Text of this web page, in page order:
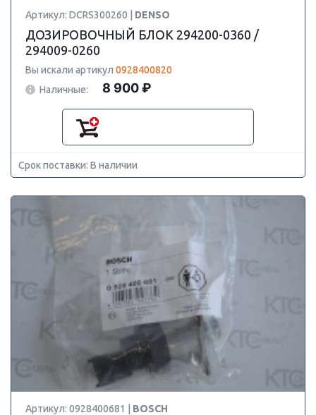
Артикул: DCRS300260 | DENSO
ДОЗИРОВОЧНЫЙ БЛОК 294200-0360 /
294009-0260
Вы искали артикул 0928400820
Наличные:
8 900 ₽
Срок поставки: В наличии
Артикул: 0928400681 | BOSCH